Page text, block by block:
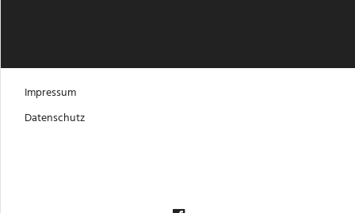
Impressum
Datenschutz